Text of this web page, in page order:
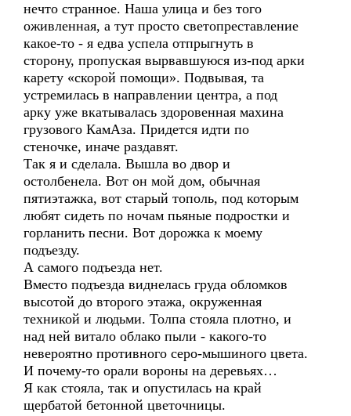
нечто странное. Наша улица и без того
оживленная, а тут просто светопреставление
какое-то - я едва успела отпрыгнуть в
сторону, пропуская вырвавшуюся из-под арки
карету «скорой помощи». Подвывая, та
устремилась в направлении центра, а под
арку уже вкатывалась здоровенная махина
грузового КамАза. Придется идти по
стеночке, иначе раздавят.
Так я и сделала. Вышла во двор и
остолбенела. Вот он мой дом, обычная
пятиэтажка, вот старый тополь, под которым
любят сидеть по ночам пьяные подростки и
горланить песни. Вот дорожка к моему
подъезду.
А самого подъезда нет.
Вместо подъезда виднелась груда обломков
высотой до второго этажа, окруженная
техникой и людьми. Толпа стояла плотно, и
над ней витало облако пыли - какого-то
невероятно противного серо-мышиного цвета.
И почему-то орали вороны на деревьях…
Я как стояла, так и опустилась на край
щербатой бетонной цветочницы.